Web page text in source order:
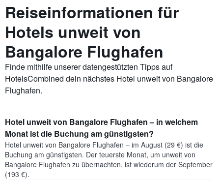
Reiseinformationen für
Hotels unweit von
Bangalore Flughafen
Finde mithilfe unserer datengestützten Tipps auf
HotelsCombined dein nächstes Hotel unweit von Bangalore
Flughafen.
Hotel unweit von Bangalore Flughafen – in welchem
Monat ist die Buchung am günstigsten?
Hotel unweit von Bangalore Flughafen – im August (29 €) ist die
Buchung am günstigsten. Der teuerste Monat, um unweit von
Bangalore Flughafen zu übernachten, ist wiederum der September
(193 €).